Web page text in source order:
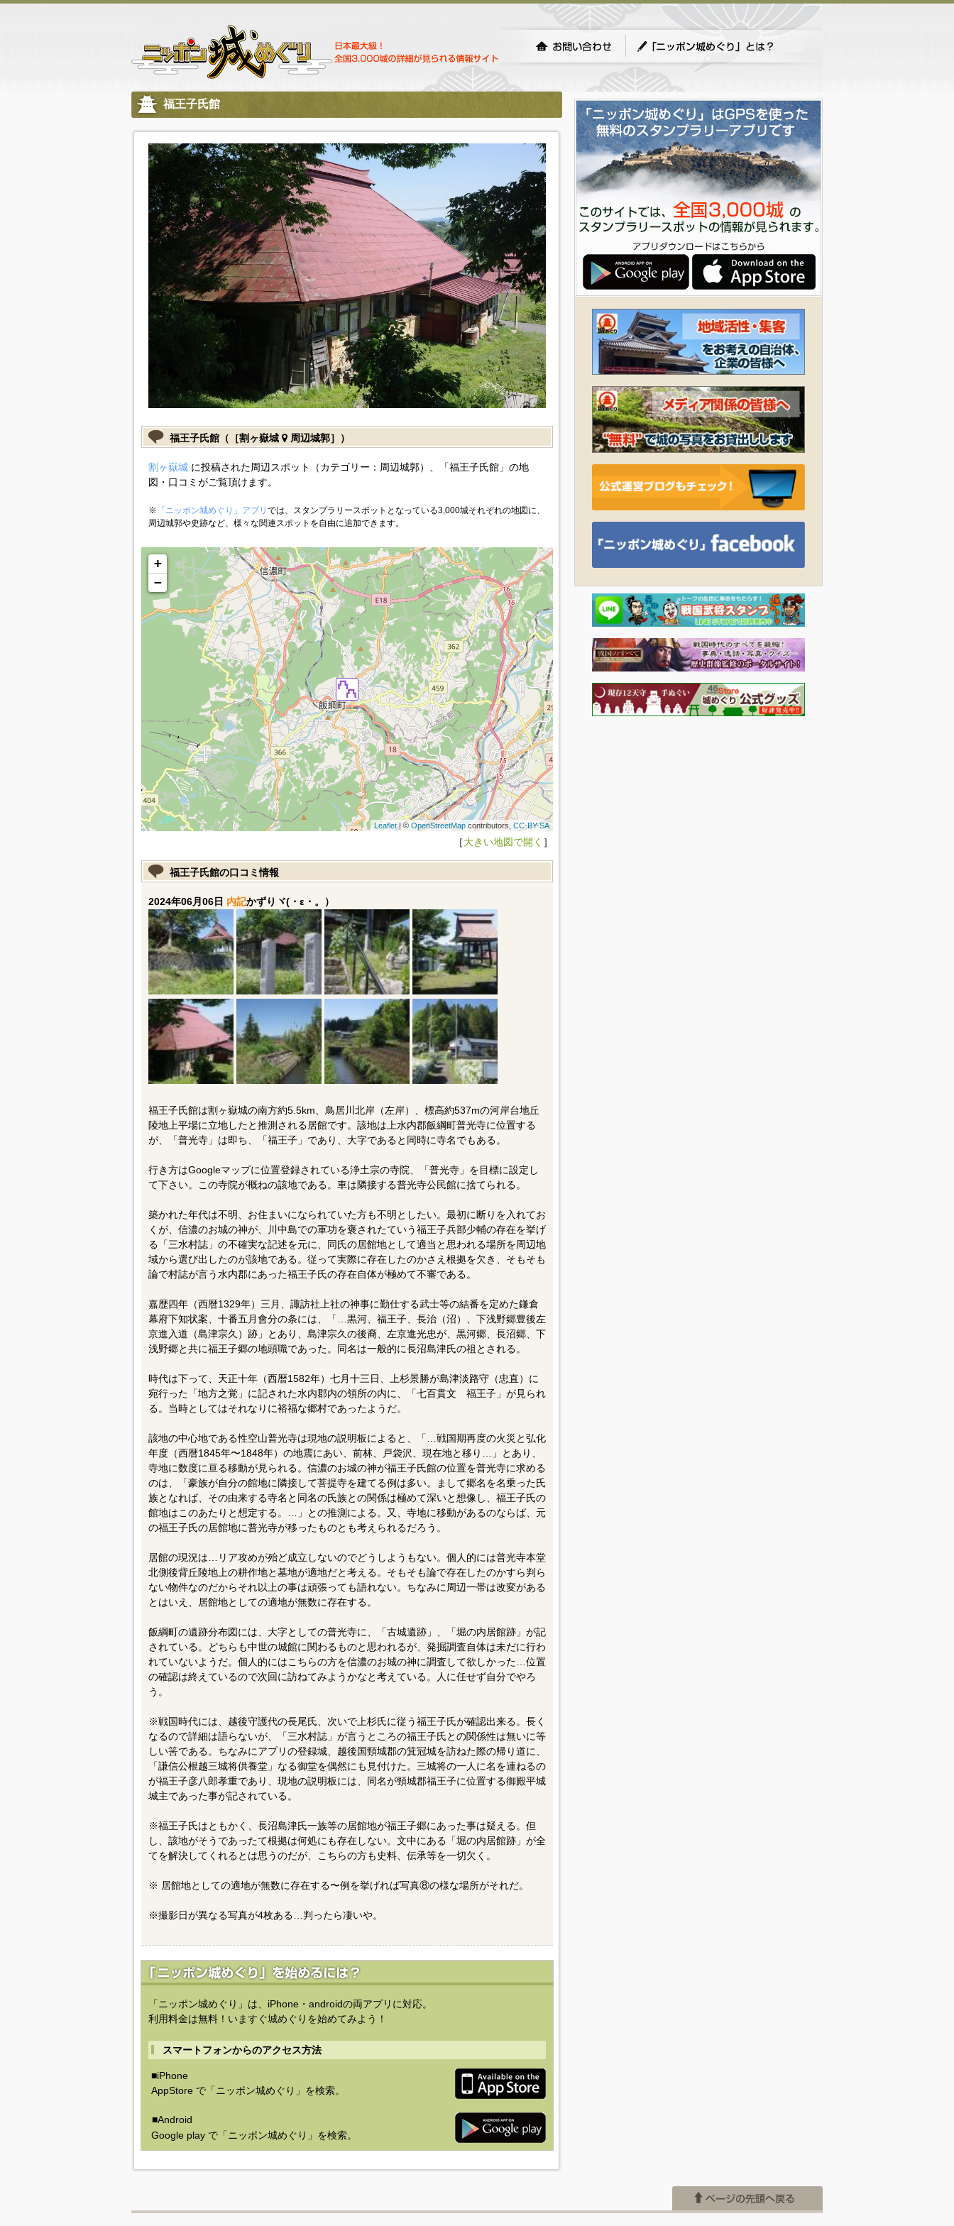
福王子氏館
福王子氏館（［割ヶ嶽城 周辺城郭］）
割ヶ嶽城に投稿された周辺スポット（カテゴリー：周辺城郭）、「福王子氏館」の地
図・口コミがご覧頂けます。
※ 「ニッポン城めぐり」アプリ では、スタンプラリースポットとなっている3,000城それぞれの地図に、
周辺城郭や史跡など、様々な関連スポットを自由に追加できます。
+
−
Leaflet| ©OpenStreetMapcontributors, CC-BY-SA
［大きい地図で開く ］
福王子氏館の口コミ情報
2024年06月06日 内記かずりヾ(・ε・。）
福王子氏館は割ヶ嶽城の南方約5.5km、鳥居川北岸（左岸）、標高約537mの河岸台地丘
陵地上平場に立地したと推測される居館です。該地は上水内郡飯綱町普光寺に位置する
が、「普光寺」は即ち、「福王子」であり、大字であると同時に寺名でもある。
行き方はGoogleマップに位置登録されている浄土宗の寺院、「普光寺」を目標に設定し
て下さい。この寺院が概ねの該地である。車は隣接する普光寺公民館に捨てられる。
築かれた年代は不明、お住まいになられていた方も不明としたい。最初に断りを入れてお
くが、信濃のお城の神が、川中島での軍功を褒されたていう福王子兵部少輔の存在を挙げ
る「三水村誌」の不確実な記述を元に、同氏の居館地として適当と思われる場所を周辺地
域から選び出したのが該地である。従って実際に存在したのかさえ根拠を欠き、そもそも
論で村誌が言う水内郡にあった福王子氏の存在自体が極めて不審である。
嘉歴四年（西暦1329年）三月、諏訪社上社の神事に勤仕する武士等の結番を定めた鎌倉
幕府下知状案、十番五月會分の条には、「…黒河、福王子、長治（沼）、下浅野郷豊後左
京進入道（島津宗久）跡」とあり、島津宗久の後裔、左京進光忠が、黒河郷、長沼郷、下
浅野郷と共に福王子郷の地頭職であった。同名は一般的に長沼島津氏の祖とされる。
時代は下って、天正十年（西暦1582年）七月十三日、上杉景勝が島津淡路守（忠直）に
宛行った「地方之覚」に記された水内郡内の領所の内に、「七百貫文 福王子」が見られ
る。当時としてはそれなりに裕福な郷村であったようだ。
該地の中心地である性空山普光寺は現地の説明板によると、「…戦国期再度の火災と弘化
年度（西暦1845年〜1848年）の地震にあい、前林、戸袋沢、現在地と移り…」とあり、
寺地に数度に亘る移動が見られる。信濃のお城の神が福王子氏館の位置を普光寺に求める
のは、「豪族が自分の館地に隣接して菩提寺を建てる例は多い。まして郷名を名乗った氏
族となれば、その由来する寺名と同名の氏族との関係は極めて深いと想像し、福王子氏の
館地はこのあたりと想定する。…」との推測による。又、寺地に移動があるのならば、元
の福王子氏の居館地に普光寺が移ったものとも考えられるだろう。
居館の現況は…リア攻めが殆ど成立しないのでどうしようもない。個人的には普光寺本堂
北側後背丘陵地上の耕作地と墓地が適地だと考える。そもそも論で存在したのかすら判ら
ない物件なのだからそれ以上の事は頑張っても語れない。ちなみに周辺一帯は改変がある
とはいえ、居館地としての適地が無数に存在する。
飯綱町の遺跡分布図には、大字としての普光寺に、「古城遺跡」、「堀の内居館跡」が記
されている。どちらも中世の城館に関わるものと思われるが、発掘調査自体は未だに行わ
れていないようだ。個人的にはこちらの方を信濃のお城の神に調査して欲しかった…位置
の確認は終えているので次回に訪ねてみようかなと考えている。人に任せず自分でやろ
う。
※戦国時代には、越後守護代の長尾氏、次いで上杉氏に従う福王子氏が確認出来る。長く
なるので詳細は語らないが、「三水村誌」が言うところの福王子氏との関係性は無いに等
しい筈である。ちなみにアプリの登録城、越後国頸城郡の箕冠城を訪ねた際の帰り道に、
「謙信公根越三城将供養堂」なる御堂を偶然にも見付けた。三城将の一人に名を連ねるの
が福王子彦八郎孝重であり、現地の説明板には、同名が頸城郡福王子に位置する御殿平城
城主であった事が記されている。
※福王子氏はともかく、長沼島津氏一族等の居館地が福王子郷にあった事は疑える。但
し、該地がそうであったて根拠は何処にも存在しない。文中にある「堀の内居館跡」が全
てを解決してくれるとは思うのだが、こちらの方も史料、伝承等を一切欠く。
※ 居館地としての適地が無数に存在する〜例を挙げれば写真⑧の様な場所がそれだ。
※撮影日が異なる写真が4枚ある…判ったら凄いや。
「ニッポン城めぐり」は、iPhone・androidの両アプリに対応。
利用料金は無料！いますぐ城めぐりを始めてみよう！
スマートフォンからのアクセス方法
■iPhone
AppStore で「ニッポン城めぐり」を検索。
■Android
Google play で「ニッポン城めぐり」を検索。